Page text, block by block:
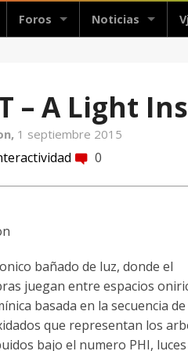
Foros Noticias
– A Light
1 septiembre 2015
comment 0
bañado de luz, donde el
juegan entre espacios
basada en la secuencia de
que representan los
bajo el numero PHI,